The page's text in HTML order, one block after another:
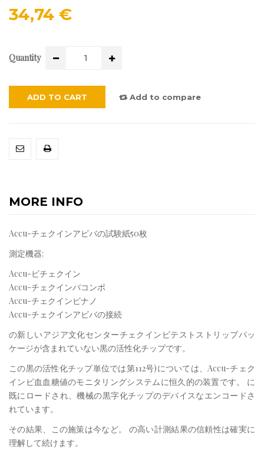
34,74 €
Quantity
ADD TO CART Add to compare
MORE INFO
Accu-チェクインアビバの試験紙50枚
測定機器:
Accu-ビチェクイン
Accu-チェクインバコンボ
Accu-チェクインビナノ
Accu-チェクインアビバの接続
の新しいアジア文化センターチェクインビテストストリップパッ
ケージが含まれていない黒の活性化チップです。
この黒の活性化チップ単位では第112号)については、Accu-チェク
インビ血血糖値のモニタリングシステムに恒久的の装置です。 に
既にロードされ、機械の黒字化チップのデバイスなエンコードさ
れています。
その結果、この施策は今など。 の高い計測結果の信頼性は確実に
理解して続けます。